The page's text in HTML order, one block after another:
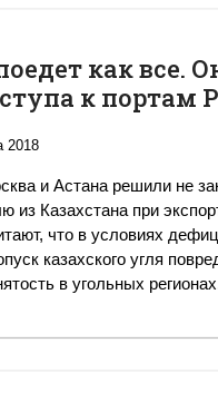
как все.
к портам
2018
и Астана решили не
из Казахстана при
что в условиях
казахского угля
в угольных